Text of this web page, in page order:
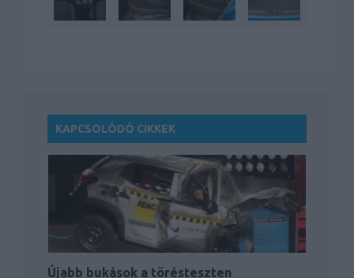
KAPCSOLÓDÓ CIKKEK
Újabb bukások a törésteszten